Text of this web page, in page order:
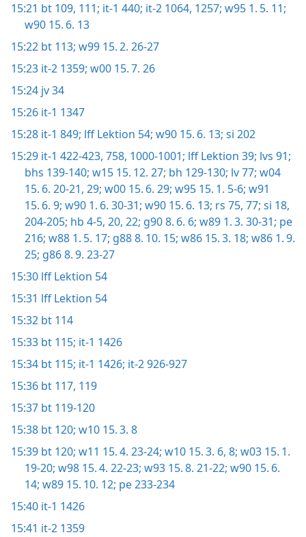
15:21 bt 109, 111; it-1 440; it-2 1064, 1257; w95 1. 5. 11;
w90 15. 6. 13
15:22 bt 113; w99 15. 2. 26-27
15:23 it-2 1359; w00 15. 7. 26
15:24 jv 34
15:26 it-1 1347
15:28 it-1 849; lff Lektion 54; w90 15. 6. 13; si 202
15:29 it-1 422-423, 758, 1000-1001; lff Lektion 39; lvs 91;
bhs 139-140; w15 15. 12. 27; bh 129-130; lv 77; w04
15. 6. 20-21, 29; w00 15. 6. 29; w95 15. 1. 5-6; w91
15. 6. 9; w90 1. 6. 30-31; w90 15. 6. 13; rs 75, 77; si 18,
204-205; hb 4-5, 20, 22; g90 8. 6. 6; w89 1. 3. 30-31; pe
216; w88 1. 5. 17; g88 8. 10. 15; w86 15. 3. 18; w86 1. 9.
25; g86 8. 9. 23-27
15:30 lff Lektion 54
15:31 lff Lektion 54
15:32 bt 114
15:33 bt 115; it-1 1426
15:34 bt 115; it-1 1426; it-2 926-927
15:36 bt 117, 119
15:37 bt 119-120
15:38 bt 120; w10 15. 3. 8
15:39 bt 120; w11 15. 4. 23-24; w10 15. 3. 6, 8; w03 15. 1.
19-20; w98 15. 4. 22-23; w93 15. 8. 21-22; w90 15. 6.
14; w89 15. 10. 12; pe 233-234
15:40 it-1 1426
15:41 it-2 1359